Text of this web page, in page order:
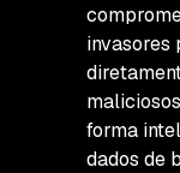
invasores
forma
dados de